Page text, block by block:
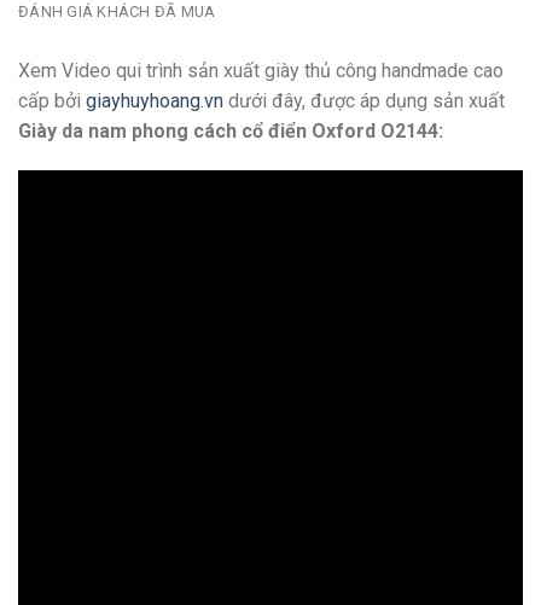
ĐÁNH GIÁ KHÁCH ĐÃ MUA
Xem Video qui trình sản xuất giày thủ công handmade cao
cấp bởi giayhuyhoang.vn dưới đây, được áp dụng sản xuất
Giày da nam phong cách cổ điển Oxford O2144: